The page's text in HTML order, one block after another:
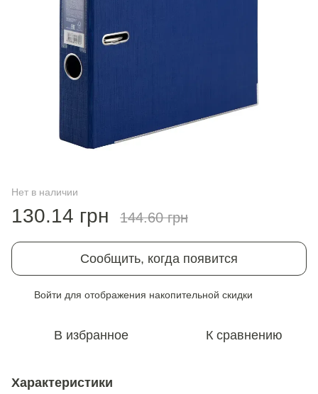
Нет в наличии
130.14 грн 144.60 грн
Сообщить, когда появится
Войти для отображения накопительной скидки
В избранное К сравнению
Характеристики